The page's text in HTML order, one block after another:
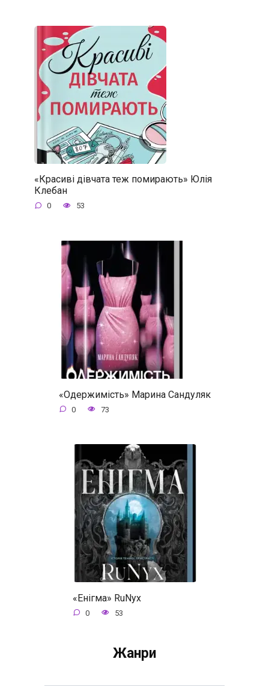
«Красиві дівчата теж помирають» Юлія
Клебан
0 53
«Одержимість» Марина Сандуляк
0 73
«Енігма» RuNyx
0 53
Жанри